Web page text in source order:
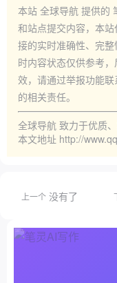
本站 全球导航 提供的
和站点提交内容，本
接的实时准确性、完
时内容状态仅供参考
效，请通过举报功能
的相关责任。
全球导航 致力于优质
本文地址 http://
上一个 没有了